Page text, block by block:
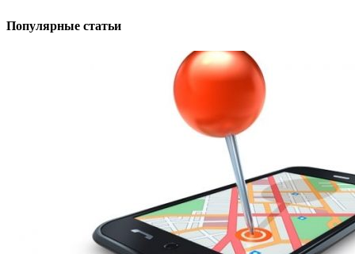
Популярные статьи